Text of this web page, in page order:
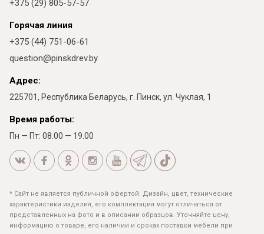
+375 (29) 805-57-57
Горячая линия
+375 (44) 751-06-61
question@pinskdrev.by
Адрес:
225701, Республика Беларусь, г. Пинск, ул. Чуклая, 1
Время работы:
Пн — Пт: 08.00 — 19.00
* Сайт не является публичной офертой. Дизайн, цвет, технические
характеристики изделия, его комплектация могут отличаться от
представленных на фото и в описании образцов. Уточняйте цену,
информацию о товаре, его наличии и сроках поставки мебели при